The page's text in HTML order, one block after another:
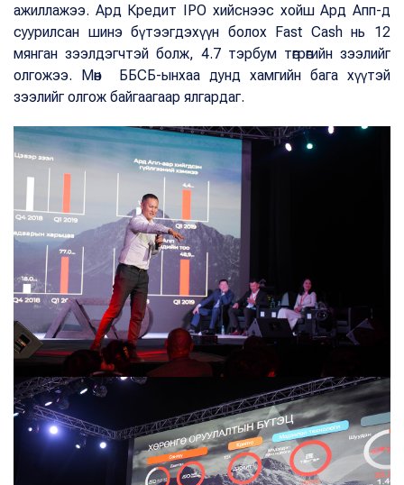
ажиллажээ. Ард Кредит IPO хийснээс хойш Ард Апп-д
суурилсан шинэ бүтээгдэхүүн болох Fast Cash нь 12
мянган зээлдэгчтэй болж, 4.7 тэрбум төгрөгийн зээлийг
олгожээ. Мөн ББСБ-ынхаа дунд хамгийн бага хүүтэй
зээлийг олгож байгаагаар ялгардаг.